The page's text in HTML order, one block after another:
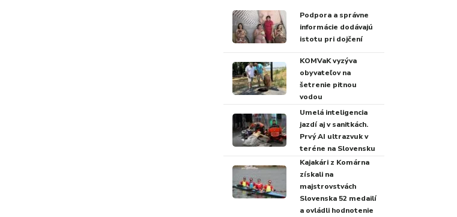
Podpora a správne
informácie dodávajú
istotu pri dojčení
KOMVaK vyzýva
obyvateľov na
šetrenie pitnou
vodou
Umelá inteligencia
jazdí aj v sanitkách.
Prvý AI ultrazvuk v
teréne na Slovensku
Kajakári z Komárna
získali na
majstrovstvách
Slovenska 52 medailí
a ovládli hodnotenie